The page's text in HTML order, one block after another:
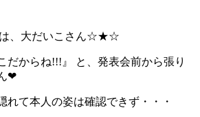
は、大だいこさん☆★☆
だからね!!!』 と、発表会前から張り
❤
れて本人の姿は確認できず・・・